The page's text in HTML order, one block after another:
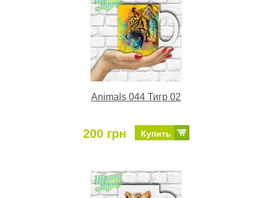
Animals 044 Тигр 02
200 грн Купить